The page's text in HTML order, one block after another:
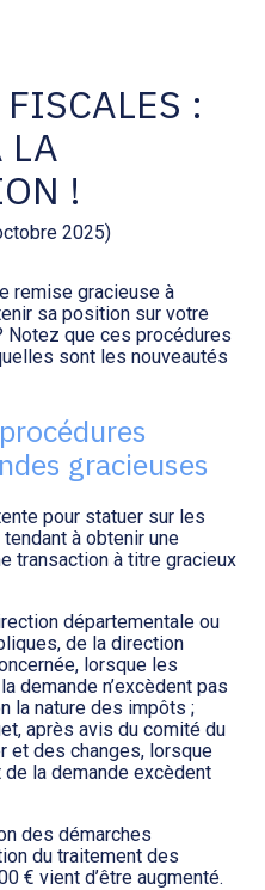
:
:
LA
!
2025)
remise gracieuse à
sa position sur votre
Notez que ces procédures
sont les nouveautés
gracieuses
pour statuer sur les
à obtenir une
transaction à titre gracieux
départementale ou
de la direction
lorsque les
demande n’excèdent pas
la nature des impôts ;
après avis du comité du
et des changes, lorsque
la demande excèdent
des démarches
du traitement des
€ vient d’être augmenté.